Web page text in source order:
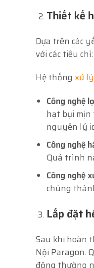
Thiết kế
Dựa trên các
với các tiêu
Hệ thống xử
Công nghệ
hạt bụi mịn
nguyên lý
Công nghệ
Quá trình
Công nghệ
chúng
Lắp đặt
Sau khi hoàn
Nội Paragon.
động thường